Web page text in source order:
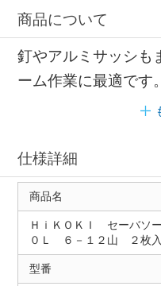
商品について
釘やアルミサッシも
ーム作業に最適です。
仕様詳細
商品名
ＨｉＫＯＫＩ セーバソ
０Ｌ ６－１２山 ２枚
型番